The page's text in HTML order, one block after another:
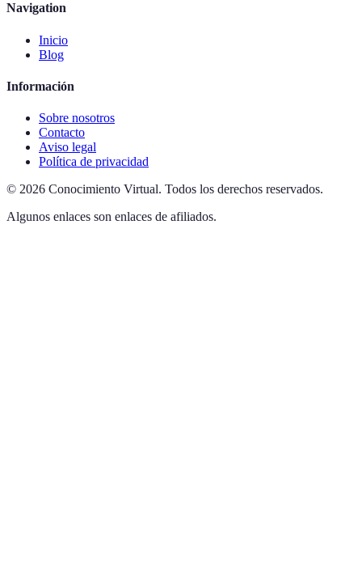
Navigation
Inicio
Blog
Información
Sobre nosotros
Contacto
Aviso legal
Política de privacidad
© 2026 Conocimiento Virtual. Todos los derechos reservados.
Algunos enlaces son enlaces de afiliados.